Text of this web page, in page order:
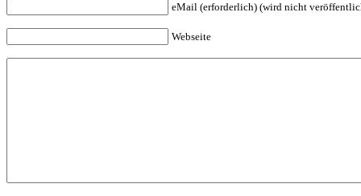
eMail (erforderlich) (wird nicht
Webseite